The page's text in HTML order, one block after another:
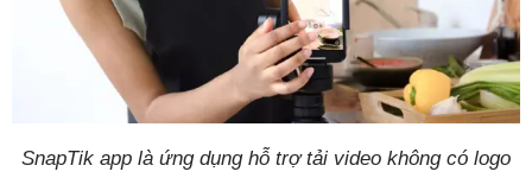
SnapTik app là ứng dụng hỗ trợ tải video không có logo